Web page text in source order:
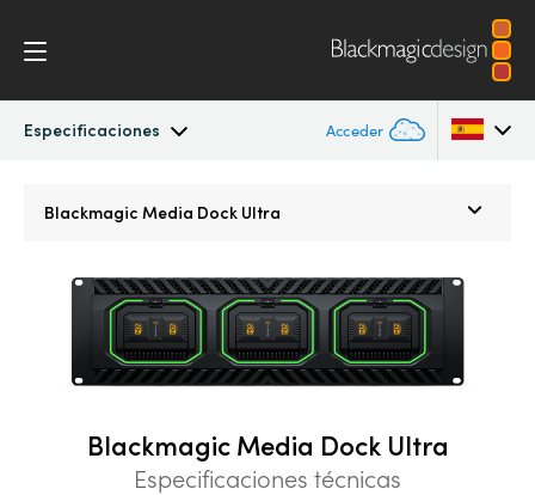
Especificaciones Acceder
Austria
Brazil
China
Blackmagic Media Dock Ultra
Blackmagic Media Dock Ultra
Especificaciones técnicas